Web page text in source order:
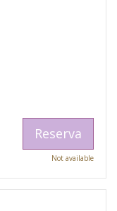
Reserva
Not available